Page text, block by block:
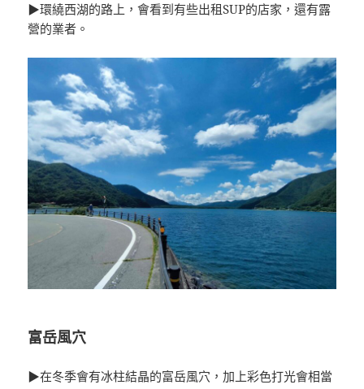
▶環繞西湖的路上，會看到有些出租SUP的店家，還有露
營的業者。
富岳風穴
▶在冬季會有冰柱結晶的富岳風穴，加上彩色打光會相當